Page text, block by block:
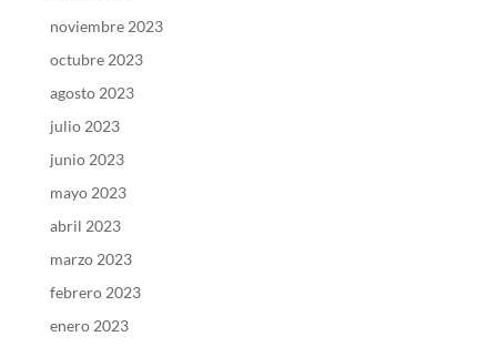
noviembre 2023
octubre 2023
agosto 2023
julio 2023
junio 2023
mayo 2023
abril 2023
marzo 2023
febrero 2023
enero 2023